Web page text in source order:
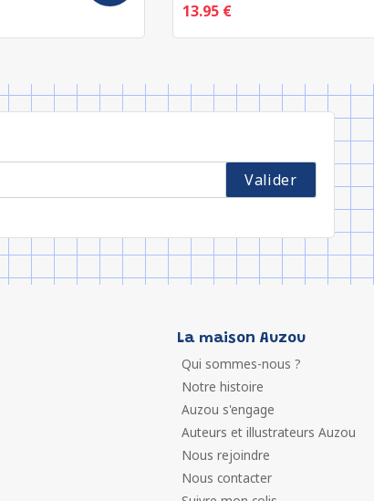
13.95 €
La maison Auzou
Qui sommes-nous ?
Notre histoire
Auzou s'engage
Auteurs et illustrateurs Auzou
Nous rejoindre
Nous contacter